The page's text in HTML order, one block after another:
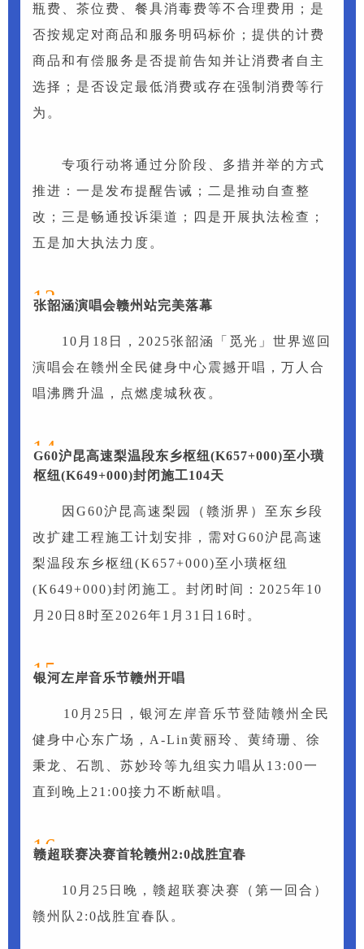
瓶费、茶位费、餐具消毒费等不合理费用；是
否按规定对商品和服务明码标价；提供的计费
商品和有偿服务是否提前告知并让消费者自主
选择；是否设定最低消费或存在强制消费等行
为。
专项行动将通过分阶段、多措并举的方式
推进：一是发布提醒告诫；二是推动自查整
改；三是畅通投诉渠道；四是开展执法检查；
五是加大执法力度。
13
张韶涵演唱会赣州站完美落幕
10月18日，2025张韶涵「觅光」世界巡回
演唱会在赣州全民健身中心震撼开唱，万人合
唱沸腾升温，点燃虔城秋夜。
14
G60沪昆高速梨温段东乡枢纽(K657+000)至小璜
枢纽(K649+000)封闭施工104天
因G60沪昆高速梨园（赣浙界）至东乡段
改扩建工程施工计划安排，需对G60沪昆高速
梨温段东乡枢纽(K657+000)至小璜枢纽
(K649+000)封闭施工。封闭时间：2025年10
月20日8时至2026年1月31日16时。
15
银河左岸音乐节赣州开唱
10月25日，银河左岸音乐节登陆赣州全民
健身中心东广场，A-Lin黄丽玲、黄绮珊、徐
秉龙、石凯、苏妙玲等九组实力唱从13:00一
直到晚上21:00接力不断献唱。
16
赣超联赛决赛首轮赣州2:0战胜宜春
10月25日晚，赣超联赛决赛（第一回合）
赣州队2:0战胜宜春队。